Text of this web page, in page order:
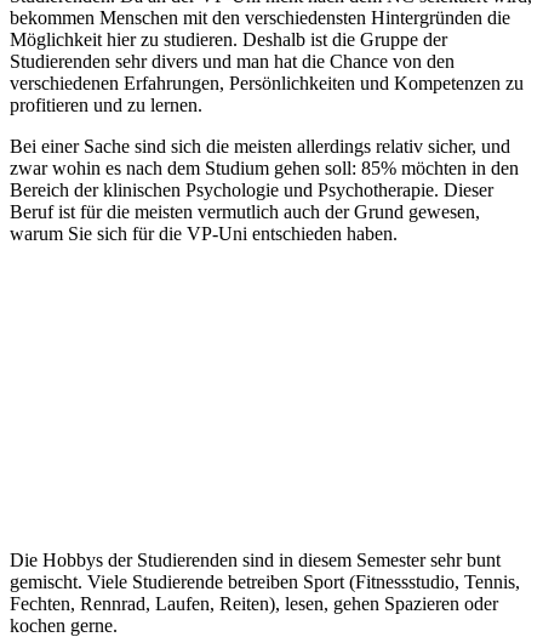
bekommen Menschen mit den verschiedensten Hintergründen die
Möglichkeit hier zu studieren. Deshalb ist die Gruppe der
Studierenden sehr divers und man hat die Chance von den
verschiedenen Erfahrungen, Persönlichkeiten und Kompetenzen zu
profitieren und zu lernen.
Bei einer Sache sind sich die meisten allerdings relativ sicher, und
zwar wohin es nach dem Studium gehen soll: 85% möchten in den
Bereich der klinischen Psychologie und Psychotherapie. Dieser
Beruf ist für die meisten vermutlich auch der Grund gewesen,
warum Sie sich für die VP-Uni entschieden haben.
Die Hobbys der Studierenden sind in diesem Semester sehr bunt
gemischt. Viele Studierende betreiben Sport (Fitnessstudio, Tennis,
Fechten, Rennrad, Laufen, Reiten), lesen, gehen Spazieren oder
kochen gerne.